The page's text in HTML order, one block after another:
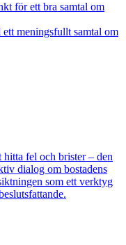
för ett bra samtal om
meningsfullt samtal om
fel och brister – den
dialog om bostadens
som ett verktyg